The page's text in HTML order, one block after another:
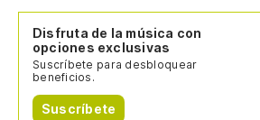
Disfruta de la música con
opciones exclusivas
Suscríbete para desbloquear
beneficios.
Suscríbete